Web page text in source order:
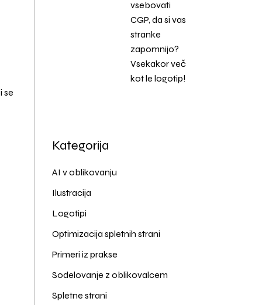
se
vsebovati
CGP, da si vas
stranke
zapomnijo?
Vsekakor več
kot le logotip!
Kategorija
AI v oblikovanju
Ilustracija
Logotipi
Optimizacija spletnih strani
Primeri iz prakse
Sodelovanje z oblikovalcem
Spletne strani